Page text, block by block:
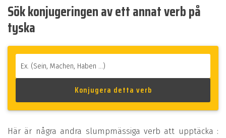
Sök konjugeringen av ett annat verb på
tyska
Här är några andra slumpmässiga verb att upptäcka :